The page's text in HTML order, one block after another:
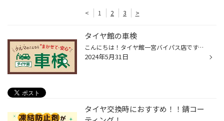
< 1 2 3 >
タイヤ館の車検
こんにちは！タイヤ館一宮バイパス店です。 タイヤ館でも車検ができます お見積りだけでもOK！！ 【しっかりサポート。車検もタイヤ館で】 そして当店では、タイヤのことはもちろん、おクルマのメンテナンスを幅広く手がけていますので、車検もおまかせください！ 当店での車検は、こんなメリットも...
2024年5月31日
タイヤ交換時におすすめ！！錆コー